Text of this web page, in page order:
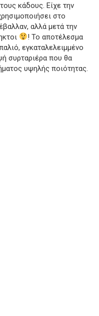
κάδους. Είχε την
στο
αλλά μετά την
! Το αποτέλεσμα
εγκαταλελειμμένο
συρταριέρα που θα
υψηλής ποιότητας.